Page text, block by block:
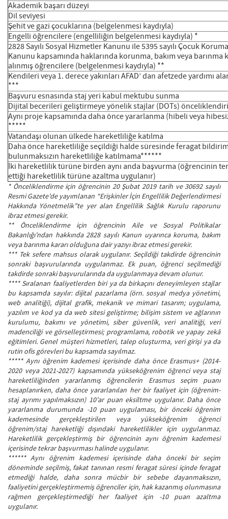
Akademik başarı düzeyi
Dil seviyesi
Şehit ve gazi çocuklarına (belgelenmesi kaydıyla)
Engelli öğrencilere (engelliliğin belgelenmesi kaydıyla) *
2828 Sayılı Sosyal Hizmetler Kanunu ile 5395 sayılı Çocuk Koruma
Kanunu kapsamında haklarında korunma, bakım veya barınma
alınmış öğrencilere (belgelenmesi kaydıyla) **
Kendileri veya 1. derece yakınları AFAD’ dan afetzede yardımı
***
Başvuru esnasında staj yeri kabul mektubu sunma
Dijital becerileri geliştirmeye yönelik stajlar (DOTs)
Aynı proje kapsamında daha önce yararlanma (hibeli veya
*****
Vatandaşı olunan ülkede hareketliliğe katılma
Daha önce hareketliliğe seçildiği halde süresinde feragat
bulunmaksızın hareketliliğe katılmama******
İki hareketlilik türüne birden aynı anda başvurma (öğrencinin
ettiği hareketlilik türüne azaltma uygulanır)
* Önceliklendirme için öğrencinin 20 Şubat 2019 tarih ve 30692 sayılı
Resmi Gazete’de yayımlanan “Erişkinler İçin Engellilik Değerlendirmesi
Hakkında Yönetmelik”te yer alan Engellilik Sağlık Kurulu raporunu
ibraz etmesi gerekir.
** Önceliklendirme için öğrencinin Aile ve Sosyal Politikalar
Bakanlığı’ndan hakkında 2828 sayılı Kanun uyarınca koruma, bakım
veya barınma kararı olduğuna dair yazıyı ibraz etmesi gerekir.
*** Tek sefere mahsus olarak uygulanır. Seçildiği takdirde öğrencinin
sonraki başvurularında uygulanmaz. Ek puan, öğrenci seçilmediği
takdirde sonraki başvurularında da uygulanmaya devam olunur.
**** Sıralanan faaliyetlerden biri ya da birkaçını deneyimleyen stajlar
bu kapsamda sayılır: dijital pazarlama (örn. sosyal medya yönetimi,
web analitiği), dijital grafik, mekanik ve mimari tasarım; uygulama,
yazılım ve kod ya da web sitesi geliştirme; bilişim sistem ve ağlarının
kurulumu, bakımı ve yönetimi, siber güvenlik, veri analitiği, veri
madenciliği ve görselleştirmesi; programlama, robotik ve yapay zekâ
eğitimleri. Genel müşteri hizmetleri, talep oluşturma, veri girişi ya da
rutin ofis görevleri bu kapsamda sayılmaz.
***** Aynı öğrenim kademesi içerisinde daha önce Erasmus+ (2014-
2020 veya 2021-2027) kapsamında yükseköğrenim öğrenci veya staj
hareketliliğinden yararlanmış öğrencilerin Erasmus seçim puanı
hesaplanırken, daha önce yararlanılan her bir faaliyet için (öğrenim-
staj ayrımı yapılmaksızın) 10’ar puan eksiltme uygulanır. Daha önce
yararlanma durumunda -10 puan uygulaması, bir önceki öğrenim
kademesinde gerçekleştirilen veya yükseköğrenim öğrenci
öğrenim/staj hareketliği dışındaki hareketlilikler için uygulanmaz.
Hareketlilik gerçekleştirmiş bir öğrencinin aynı öğrenim kademesi
içerisinde tekrar başvurması halinde uygulanır.
****** Aynı öğrenim kademesi içerisinde daha önceki bir seçim
döneminde seçilmiş, fakat tanınan resmi feragat süresi içinde feragat
etmediği halde, daha sonra mücbir bir sebebe dayanmaksızın,
faaliyetini gerçekleştirmemiş öğrenciler için, hak kazanmış olunmasına
rağmen gerçekleştirmediği her faaliyet için -10 puan azaltma
uygulanır.